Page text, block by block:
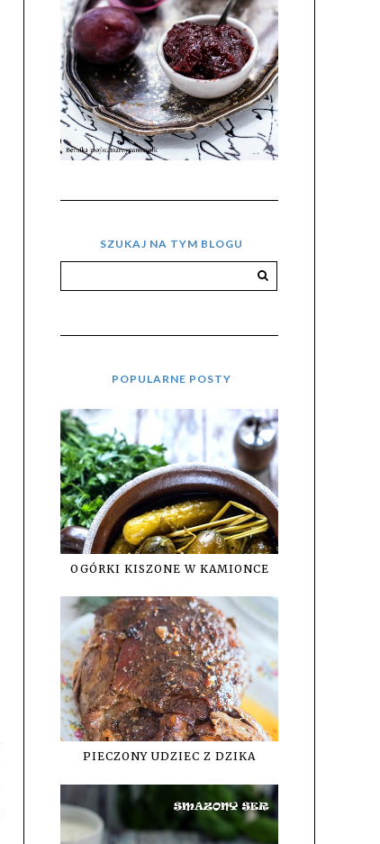
SZUKAJ NA TYM BLOGU
POPULARNE POSTY
OGÓRKI KISZONE W KAMIONCE
PIECZONY UDZIEC Z DZIKA